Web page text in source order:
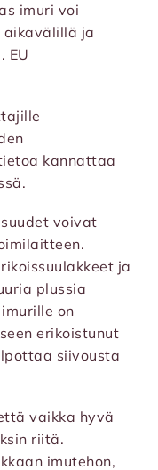
imuri voi
aikavälillä ja
EU
kannattaa
voivat
ja
plussia
on
erikoistunut
siivousta
vaikka hyvä
riitä.
imutehon,